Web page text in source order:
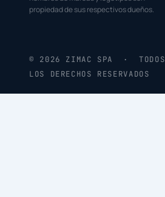
propiedad de sus respectivos dueños.
© 2026 ZIMAC SPA · TODOS
LOS DERECHOS RESERVADOS